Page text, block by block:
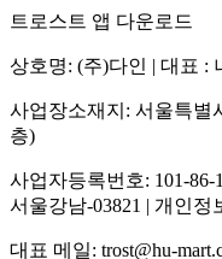
트로스트 앱 다운로드
상호명: (주)다인 | 대표 :
사업장소재지: 서울특별
층)
사업자등록번호: 101-86-
서울강남-03821 | 개인정
대표 메일: trost@hu-